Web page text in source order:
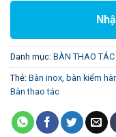
Danh mục: BÀN THAO
Thẻ: Bàn inox, bàn kiểm
Bàn thao tác